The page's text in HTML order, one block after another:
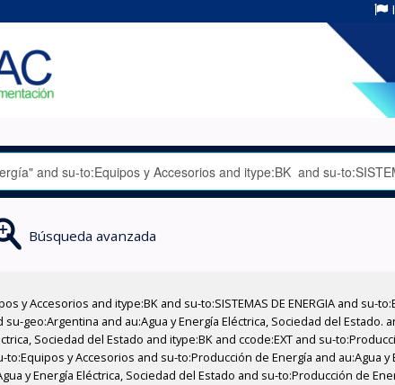
Búsqueda avanzada
Accesorios and itype:BK and su-to:SISTEMAS DE ENERGIA and su-
geo:Argentina and au:Agua y Energía Eléctrica, Sociedad del Estado.
Sociedad del Estado and itype:BK and ccode:EXT and su-
y Accesorios and su-to:Producción de Energía and au:Agua y
y Energía Eléctrica, Sociedad del Estado and su-to:Producción de